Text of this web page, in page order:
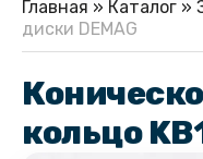
Главная » Каталог »
диски DEMAG
кольцо